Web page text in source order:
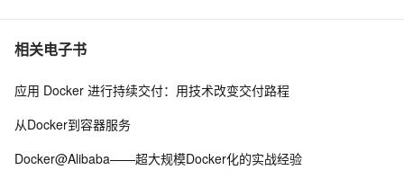
相关电子书
应用 Docker 进行持续交付：用技术改变交付路程
从Docker到容器服务
Docker@Alibaba——超大规模Docker化的实战经验